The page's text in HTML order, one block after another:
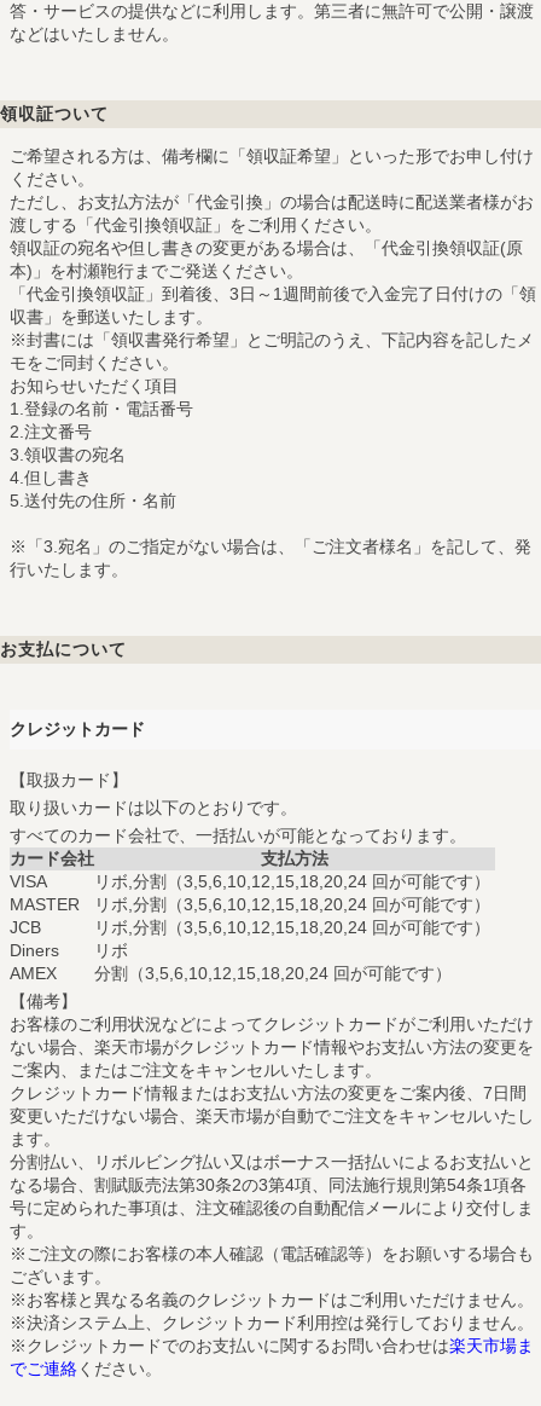
答・サービスの提供などに利用します。第三者に無許可で公開・譲渡
などはいたしません。
領収証ついて
ご希望される方は、備考欄に「領収証希望」といった形でお申し付け
ください。
ただし、お支払方法が「代金引換」の場合は配送時に配送業者様がお
渡しする「代金引換領収証」をご利用ください。
領収証の宛名や但し書きの変更がある場合は、「代金引換領収証(原
本)」を村瀬鞄行までご発送ください。
「代金引換領収証」到着後、3日～1週間前後で入金完了日付けの「領
収書」を郵送いたします。
※封書には「領収書発行希望」とご明記のうえ、下記内容を記したメ
モをご同封ください。
お知らせいただく項目
1.登録の名前・電話番号
2.注文番号
3.領収書の宛名
4.但し書き
5.送付先の住所・名前
※「3.宛名」のご指定がない場合は、「ご注文者様名」を記して、発
行いたします。
お支払について
クレジットカード
【取扱カード】
取り扱いカードは以下のとおりです。
すべてのカード会社で、一括払いが可能となっております。
カード会社
支払方法
VISA
リボ,分割（3,5,6,10,12,15,18,20,24 回が可能です）
MASTER
リボ,分割（3,5,6,10,12,15,18,20,24 回が可能です）
JCB
リボ,分割（3,5,6,10,12,15,18,20,24 回が可能です）
Diners
リボ
AMEX
分割（3,5,6,10,12,15,18,20,24 回が可能です）
【備考】
お客様のご利用状況などによってクレジットカードがご利用いただけ
ない場合、楽天市場がクレジットカード情報やお支払い方法の変更を
ご案内、またはご注文をキャンセルいたします。
クレジットカード情報またはお支払い方法の変更をご案内後、7日間
変更いただけない場合、楽天市場が自動でご注文をキャンセルいたし
ます。
分割払い、リボルビング払い又はボーナス一括払いによるお支払いと
なる場合、割賦販売法第30条2の3第4項、同法施行規則第54条1項各
号に定められた事項は、注文確認後の自動配信メールにより交付しま
す。
※ご注文の際にお客様の本人確認（電話確認等）をお願いする場合も
ございます。
※お客様と異なる名義のクレジットカードはご利用いただけません。
※決済システム上、クレジットカード利用控は発行しておりません。
※クレジットカードでのお支払いに関するお問い合わせは楽天市場ま
でご連絡ください。